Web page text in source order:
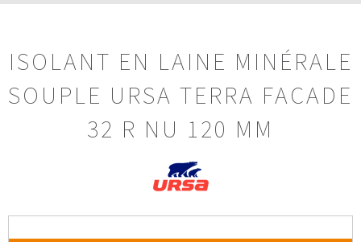
ISOLANT EN LAINE MINÉRALE
SOUPLE URSA TERRA FACADE
32 R NU 120 MM